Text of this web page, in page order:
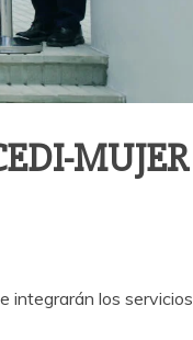
MUJER
integrarán los servicios